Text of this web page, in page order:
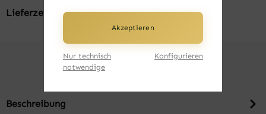
Lieferzeit:
1-3 Tage
Beschreibung
Akzeptieren
Nur technisch
notwendige
Konfigurieren